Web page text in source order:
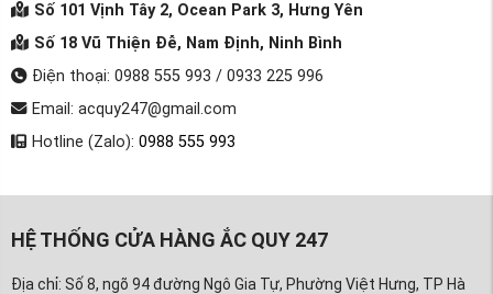
Số 101 Vịnh Tây 2, Ocean Park 3, Hưng Yên
Số 18 Vũ Thiện Đễ, Nam Định, Ninh Bình
Điện thoại: 0988 555 993 / 0933 225 996
Email: acquy247@gmail.com
Hotline (Zalo): 0988 555 993
HỆ THỐNG CỬA HÀNG ẮC QUY 247
Địa chỉ: Số 8, ngõ 94 đường Ngô Gia Tự, Phường Việt Hưng, TP Hà